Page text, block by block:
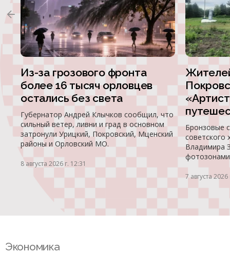
Из-за грозового фронта
более 16 тысяч орловцев
остались без света
Губернатор Андрей Клычков сообщил, что
сильный ветер, ливни и град в основном
затронули Урицкий, Покровский, Мценский
районы и Орловский МО.
8 августа 2026 г. 12:31
Бронзовые
советского
Владимира
7 августа 2026
Экономика